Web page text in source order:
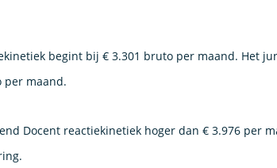
begint bij € 3.301 bruto per maand. Het
per maand.
Docent reactiekinetiek hoger dan € 3.976 per